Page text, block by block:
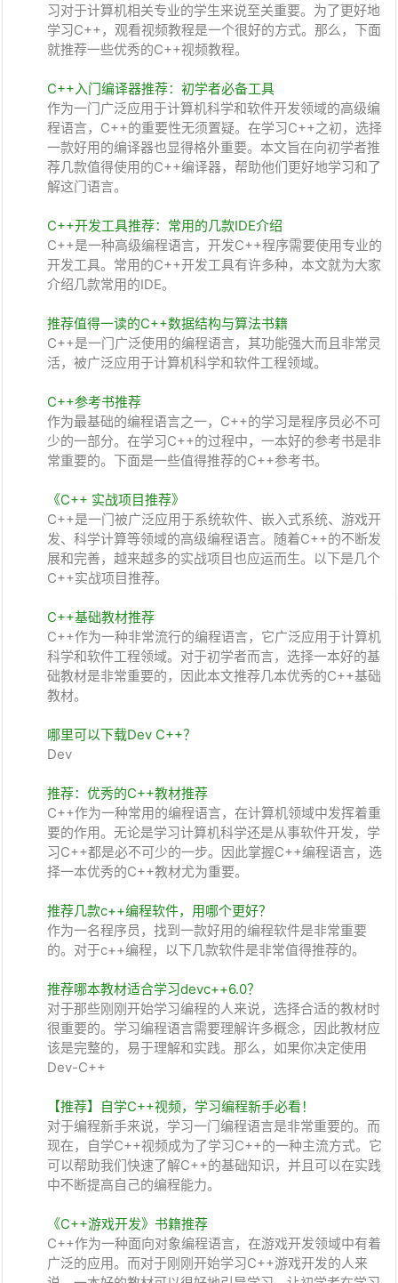
习对于计算机相关专业的学生来说至关重要。为了更好地
学习C++，观看视频教程是一个很好的方式。那么，下面
就推荐一些优秀的C++视频教程。
C++入门编译器推荐：初学者必备工具
作为一门广泛应用于计算机科学和软件开发领域的高级编
程语言，C++的重要性无须置疑。在学习C++之初，选择
一款好用的编译器也显得格外重要。本文旨在向初学者推
荐几款值得使用的C++编译器，帮助他们更好地学习和了
解这门语言。
C++开发工具推荐：常用的几款IDE介绍
C++是一种高级编程语言，开发C++程序需要使用专业的
开发工具。常用的C++开发工具有许多种，本文就为大家
介绍几款常用的IDE。
推荐值得一读的C++数据结构与算法书籍
C++是一门广泛使用的编程语言，其功能强大而且非常灵
活，被广泛应用于计算机科学和软件工程领域。
C++参考书推荐
作为最基础的编程语言之一，C++的学习是程序员必不可
少的一部分。在学习C++的过程中，一本好的参考书是非
常重要的。下面是一些值得推荐的C++参考书。
《C++ 实战项目推荐》
C++是一门被广泛应用于系统软件、嵌入式系统、游戏开
发、科学计算等领域的高级编程语言。随着C++的不断发
展和完善，越来越多的实战项目也应运而生。以下是几个
C++实战项目推荐。
C++基础教材推荐
C++作为一种非常流行的编程语言，它广泛应用于计算机
科学和软件工程领域。对于初学者而言，选择一本好的基
础教材是非常重要的，因此本文推荐几本优秀的C++基础
教材。
哪里可以下载Dev C++？
Dev
推荐：优秀的C++教材推荐
C++作为一种常用的编程语言，在计算机领域中发挥着重
要的作用。无论是学习计算机科学还是从事软件开发，学
习C++都是必不可少的一步。因此掌握C++编程语言，选
择一本优秀的C++教材尤为重要。
推荐几款c++编程软件，用哪个更好？
作为一名程序员，找到一款好用的编程软件是非常重要
的。对于c++编程，以下几款软件是非常值得推荐的。
推荐哪本教材适合学习devc++6.0？
对于那些刚刚开始学习编程的人来说，选择合适的教材时
很重要的。学习编程语言需要理解许多概念，因此教材应
该是完整的，易于理解和实践。那么，如果你决定使用
Dev-C++
【推荐】自学C++视频，学习编程新手必看！
对于编程新手来说，学习一门编程语言是非常重要的。而
现在，自学C++视频成为了学习C++的一种主流方式。它
可以帮助我们快速了解C++的基础知识，并且可以在实践
中不断提高自己的编程能力。
《C++游戏开发》书籍推荐
C++作为一种面向对象编程语言，在游戏开发领域中有着
广泛的应用。而对于刚刚开始学习C++游戏开发的人来